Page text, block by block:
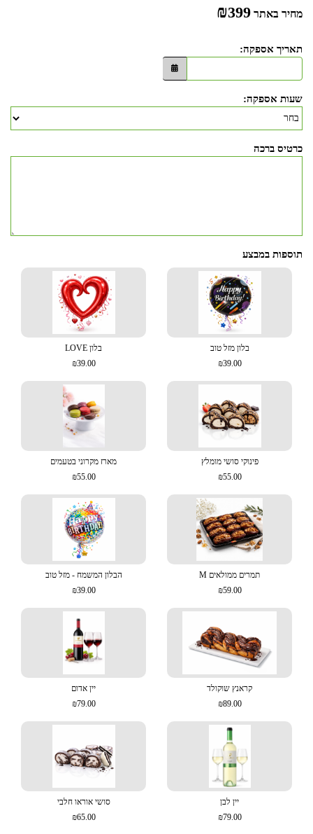
מחיר באתר ₪399
תאריך אספקה:
שעות אספקה:
כרטיס ברכה
תוספות במבצע
בלון מזל טוב
₪39.00
בלון LOVE
₪39.00
פינוקי סושי מומלץ
₪55.00
מארז מקרוני בטעמים
₪55.00
תמרים ממולאים M
₪59.00
הבלון המשמח - מזל טוב
₪39.00
קראנץ שוקולד
₪89.00
יין אדום
₪79.00
יין לבן
₪79.00
סושי אוראו חלבי
₪65.00